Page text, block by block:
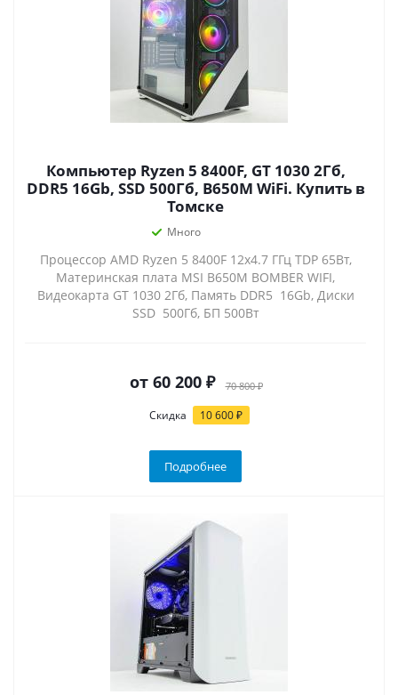
Компьютер Ryzen 5 8400F, GT 1030 2Гб,
DDR5 16Gb, SSD 500Гб, B650M WiFi. Купить в
Томске
Много
Процессор AMD Ryzen 5 8400F 12x4.7 ГГц TDP 65Вт,
Материнская плата MSI B650M BOMBER WIFI,
Видеокарта GT 1030 2Гб, Память DDR5 16Gb, Диски
SSD 500Гб, БП 500Вт
от 60 200 ₽ 70 800 ₽
Скидка 10 600 ₽
Подробнее